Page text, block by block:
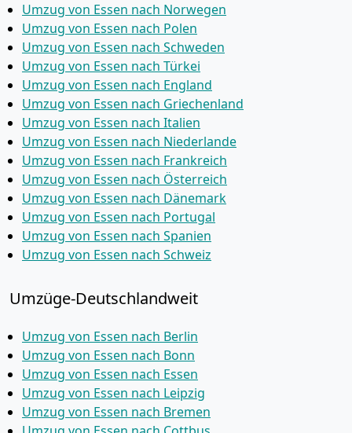
Umzug von Essen nach Norwegen
Umzug von Essen nach Polen
Umzug von Essen nach Schweden
Umzug von Essen nach Türkei
Umzug von Essen nach England
Umzug von Essen nach Griechenland
Umzug von Essen nach Italien
Umzug von Essen nach Niederlande
Umzug von Essen nach Frankreich
Umzug von Essen nach Österreich
Umzug von Essen nach Dänemark
Umzug von Essen nach Portugal
Umzug von Essen nach Spanien
Umzug von Essen nach Schweiz
Umzüge-Deutschlandweit
Umzug von Essen nach Berlin
Umzug von Essen nach Bonn
Umzug von Essen nach Essen
Umzug von Essen nach Leipzig
Umzug von Essen nach Bremen